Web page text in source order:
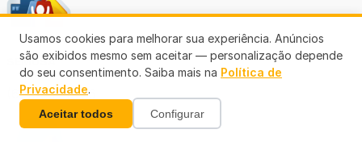
SEMUSA
(69)3901-3176
Usamos cookies para melhorar sua experiência. Anúncios
são exibidos mesmo sem aceitar — personalização depende
do seu consentimento. Saiba mais na Política de
Privacidade.
Aceitar todos Configurar